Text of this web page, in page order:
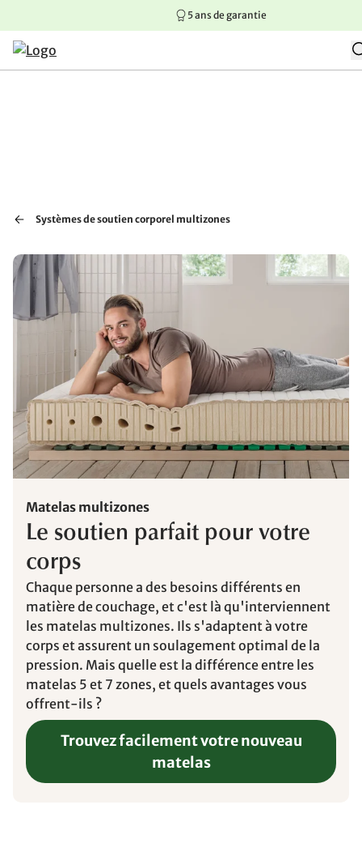
Aller au contenu principal
Aller à la navigation principale
Aller au pied de page
5 ans de garantie
Systèmes de soutien corporel multizones
Matelas multizones
Le soutien parfait pour votre
corps
Chaque personne a des besoins différents en
matière de couchage, et c'est là qu'interviennent
les matelas multizones. Ils s'adaptent à votre
corps et assurent un soulagement optimal de la
pression. Mais quelle est la différence entre les
matelas 5 et 7 zones, et quels avantages vous
offrent-ils ?
Trouvez facilement votre nouveau
matelas